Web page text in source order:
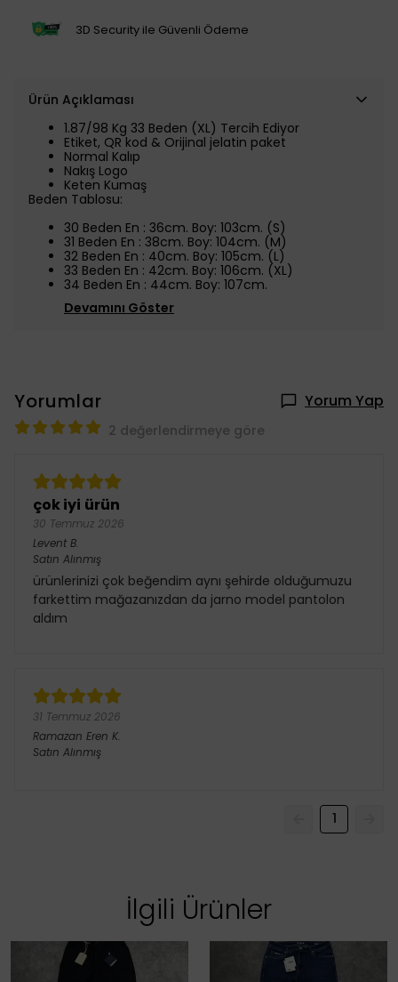
3D Security ile Güvenli Ödeme
Ürün Açıklaması
1.87/98 Kg 33 Beden (XL) Tercih Ediyor
Etiket, QR kod & Orijinal jelatin paket
Normal Kalıp
Nakış Logo
Keten Kumaş
Beden Tablosu:
30 Beden En : 36cm. Boy: 103cm. (S)
31 Beden En : 38cm. Boy: 104cm. (M)
32 Beden En : 40cm. Boy: 105cm. (L)
33 Beden En : 42cm. Boy: 106cm. (XL)
34 Beden En : 44cm. Boy: 107cm.
Devamını Göster
Yorumlar Yorum Yap
2 değerlendirmeye göre
çok iyi ürün
30 Temmuz 2026
Levent B.
Satın Alınmış
ürünlerinizi çok beğendim aynı şehirde olduğumuzu
farkettim mağazanızdan da jarno model pantolon
aldım
31 Temmuz 2026
Ramazan Eren K.
Satın Alınmış
1
İlgili Ürünler